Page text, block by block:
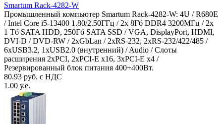
Smartum Rack-4282-W
Промышленный компьютер Smartum Rack-4282-W: 4U / R680E
/ Intel Core i5-13400 1.80/2.50ГГц / 2x 8Гб DDR4 3200МГц / 2x
1 Тб SATA HDD, 250Гб SATA SSD / VGA, DisplayPort, HDMI,
DVI-D / DVD-RW / 2xGbLan / 2xRS-232, 2xRS-232/422/485 /
6xUSB3.2, 1xUSB2.0 (внутренний) / Audio / Слоты
расширения 2xPCI, 2xPCI-E x16, 3xPCI-E x4 /
Резервированный блок питания 400+400Вт.
80.93 руб. с НДС
1.00 у.е.